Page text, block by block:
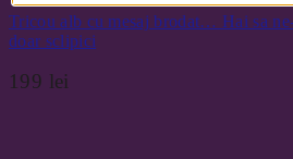
Tricou alb cu mesaj brodat… Hai sa
doar sclipici
199 lei